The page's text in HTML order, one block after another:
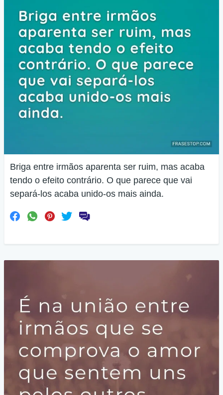
Briga entre irmãos aparenta ser ruim, mas acaba
tendo o efeito contrário. O que parece que vai
separá-los acaba unido-os mais ainda.